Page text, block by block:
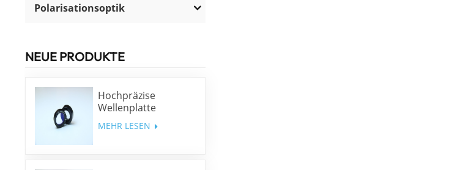
Polarisationsoptik
NEUE PRODUKTE
Hochpräzise
Wellenplatte
niedriger Ordnung
MEHR LESEN